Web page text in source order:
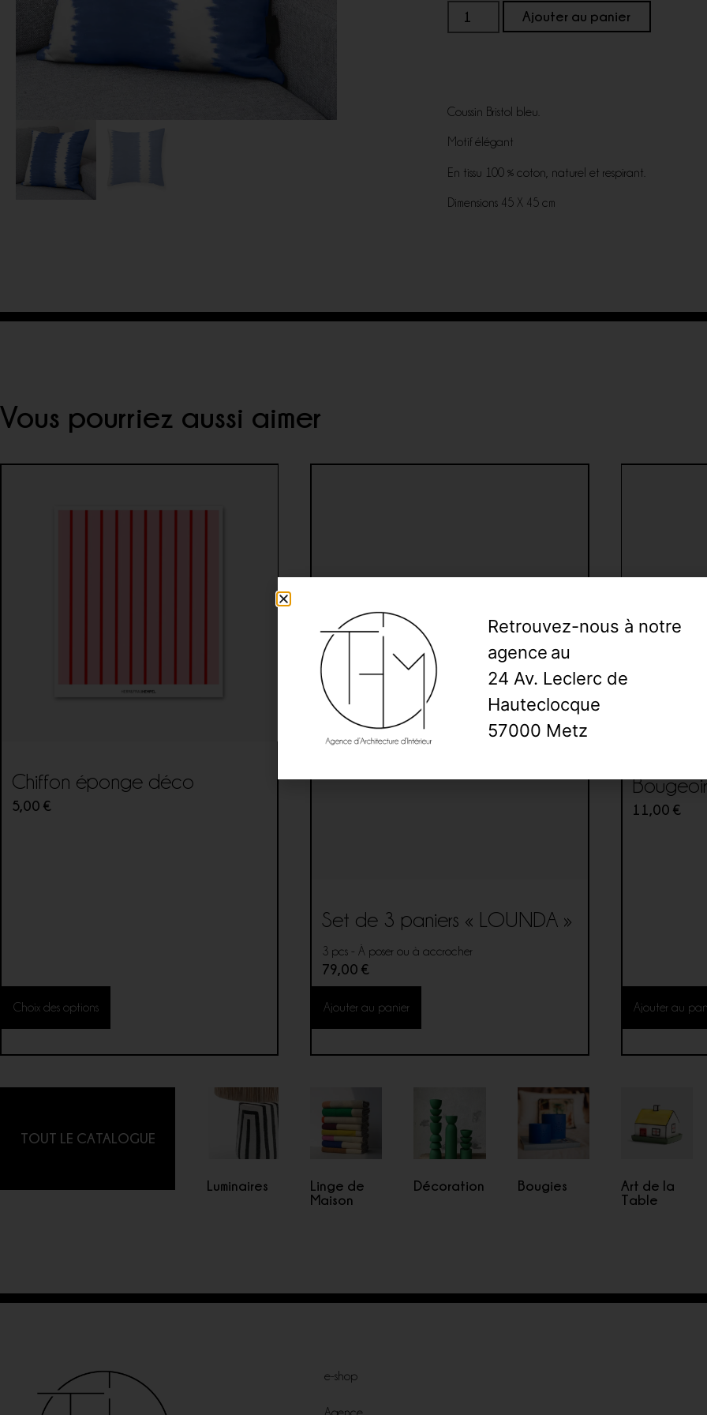
Ajouter au panier
Coussin Bristol bleu.
Motif élégant
En tissu 100 % coton, naturel et respirant.
Dimensions 45 X 45 cm
Vous pourriez aussi aimer
Chiffon éponge déco
5,00 €
Choix des options
Set de 3 paniers « LOUNDA »
3 pcs - À poser ou à accrocher
79,00€
Ajouter au panier
11,00€
Ajouter au
TOUT LE CATALOGUE
Luminaires
Linge de
Maison
Décoration Bougies
Art de la
Table
e-shop
Retrouvez-nous à notre
agence au
24 Av. Leclerc de
Hauteclocque
57000 Metz